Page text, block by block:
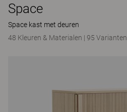
Space
Space kast met deuren
48 Kleuren & Materialen | 95 Varianten